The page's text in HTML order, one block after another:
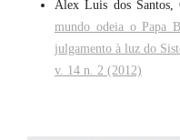
Alex Luis dos Santos,
mundo odeia o Papa
julgamento à luz do
v. 14 n. 2 (2012)